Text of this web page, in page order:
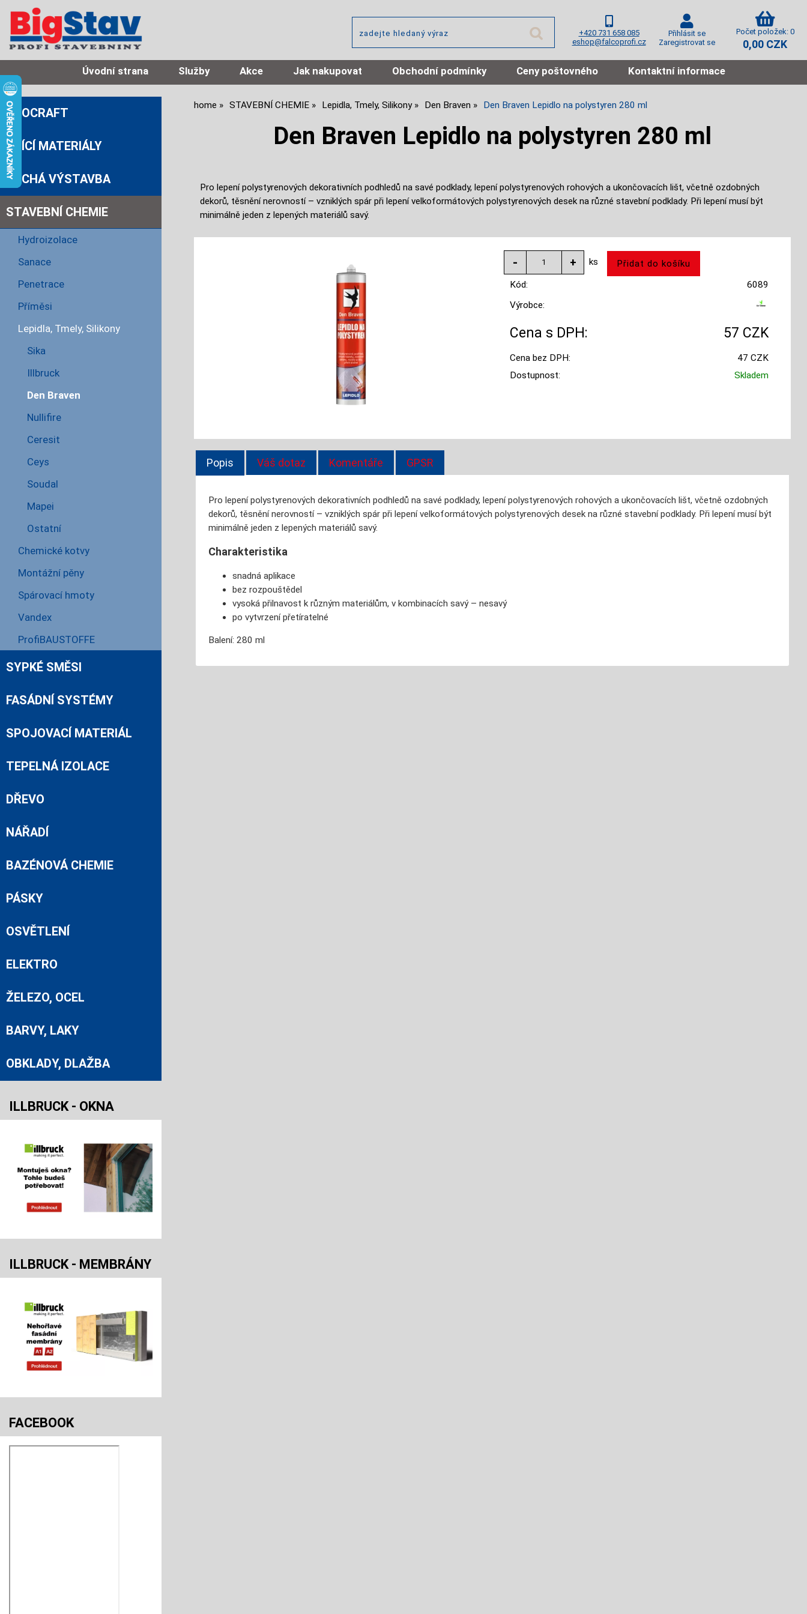
+420 731 658 085
eshop@falcoprofi.cz
Přihlásit se
Zaregistrovat se
Počet položek: 0
0,00 CZK
Úvodní strana Služby Akce Jak nakupovat Obchodní podmínky Ceny poštovného Kontaktní informace
home STAVEBNÍ CHEMIE Lepidla, Tmely, Silikony Den Braven Den Braven Lepidlo na polystyren 280 ml
Den Braven Lepidlo na polystyren 280 ml
Pro lepení polystyrenových dekorativních podhledů na savé podklady, lepení polystyrenových rohových a ukončovacích lišt, včetně ozdobných
dekorů, těsnění nerovností – vzniklých spár při lepení velkoformátových polystyrenových desek na různé stavební podklady. Při lepení musí být
minimálně jeden z lepených materiálů savý.
ks
Kód:
6089
Výrobce:
Cena s DPH: 57 CZK
Cena bez DPH:
47 CZK
Dostupnost:
Skladem
Popis Váš dotaz Komentáře GPSR
Pro lepení polystyrenových dekorativních podhledů na savé podklady, lepení polystyrenových rohových a ukončovacích lišt, včetně ozdobných
dekorů, těsnění nerovností – vzniklých spár při lepení velkoformátových polystyrenových desek na různé stavební podklady. Při lepení musí být
minimálně jeden z lepených materiálů savý.
Charakteristika
snadná aplikace
bez rozpouštědel
vysoká přilnavost k různým materiálům, v kombinacích savý – nesavý
po vytvrzení přetíratelné
Balení: 280 ml
PROCRAFT
ZDÍCÍ MATERIÁLY
SUCHÁ VÝSTAVBA
STAVEBNÍ CHEMIE
Hydroizolace
Sanace
Penetrace
Příměsi
Lepidla, Tmely, Silikony
Sika
Illbruck
Den Braven
Nullifire
Ceresit
Ceys
Soudal
Mapei
Ostatní
Chemické kotvy
Montážní pěny
Spárovací hmoty
Vandex
ProfiBAUSTOFFE
SYPKÉ SMĚSI
FASÁDNÍ SYSTÉMY
SPOJOVACÍ MATERIÁL
TEPELNÁ IZOLACE
DŘEVO
NÁŘADÍ
BAZÉNOVÁ CHEMIE
PÁSKY
OSVĚTLENÍ
ELEKTRO
ŽELEZO, OCEL
BARVY, LAKY
OBKLADY, DLAŽBA
ILLBRUCK - OKNA
ILLBRUCK - MEMBRÁNY
FACEBOOK